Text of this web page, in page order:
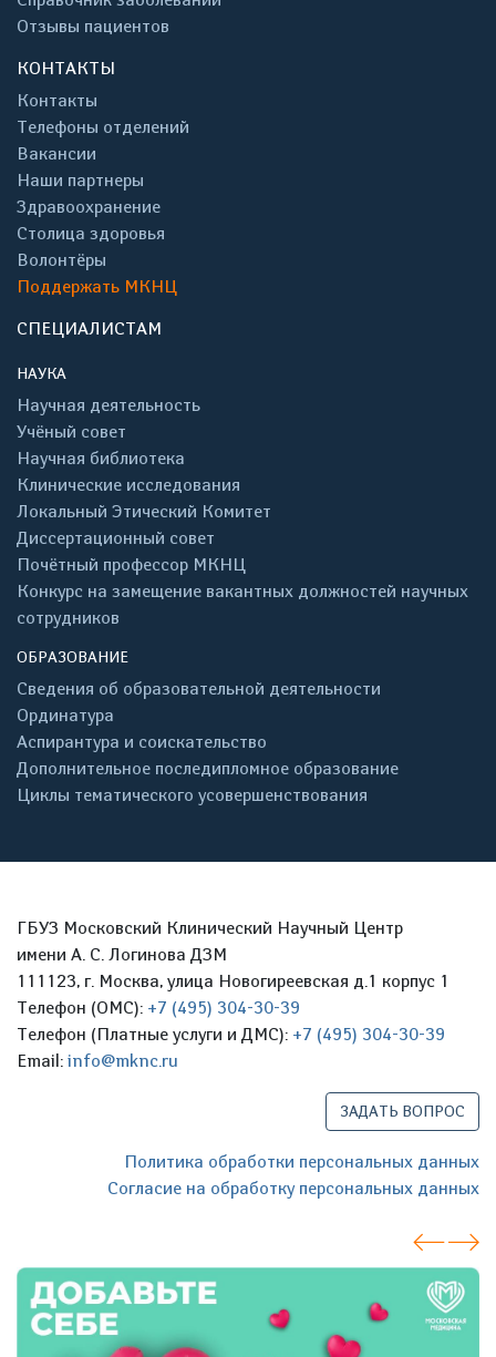
Отзывы пациентов
КОНТАКТЫ
Контакты
Телефоны отделений
Вакансии
Наши партнеры
Здравоохранение
Столица здоровья
Волонтёры
Поддержать МКНЦ
СПЕЦИАЛИСТАМ
НАУКА
Научная деятельность
Учёный совет
Научная библиотека
Клинические исследования
Локальный Этический Комитет
Диссертационный совет
Почётный профессор МКНЦ
Конкурс на замещение вакантных должностей научных
сотрудников
ОБРАЗОВАНИЕ
Сведения об образовательной деятельности
Ординатура
Аспирантура и соискательство
Дополнительное последипломное образование
Циклы тематического усовершенствования
ГБУЗ Московский Клинический Научный Центр
имени А. С. Логинова ДЗМ
111123, г. Москва, улица Новогиреевская д.1 корпус 1
Телефон (ОМС): +7 (495) 304-30-39
Телефон (Платные услуги и ДМС): +7 (495) 304-30-39
Email: info@mknc.ru
ЗАДАТЬ ВОПРОС
Политика обработки персональных данных
Согласие на обработку персональных данных